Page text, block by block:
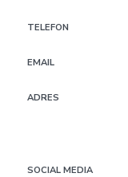
TELEFON
EMAIL
ADRES
SOCIAL MEDIA